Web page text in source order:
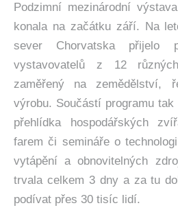
Podzimní mezinárodní
konala na začátku září. Na
sever Chorvatska přijelo
vystavovatelů z 12
zaměřený na zemědělství,
výrobu. Součástí programu
přehlídka hospodářských
farem či semináře o
vytápění a obnovitelných
trvala celkem 3 dny a za tu
podívat přes 30 tisíc lidí.